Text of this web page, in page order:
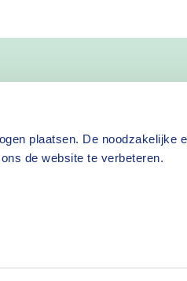
plaatsen. De noodzakelijke
de website te verbeteren.
aanvragen